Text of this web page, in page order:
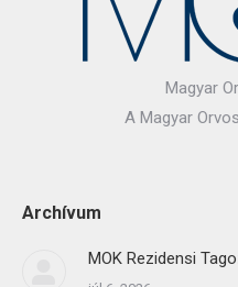
Magyar
A Magyar
Archívum
MOK Rezidensi